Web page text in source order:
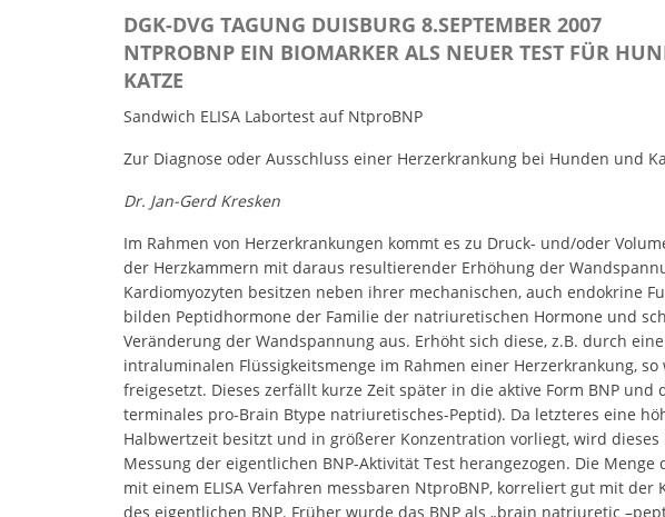
DGK-DVG TAGUNG DUISBURG 8.SEPTEMBER 2007
NTPROBNP EIN BIOMARKER ALS NEUER TEST FÜR
KATZE
Sandwich ELISA Labortest auf NtproBNP
Zur Diagnose oder Ausschluss einer Herzerkrankung bei Hunden und
Dr. Jan-Gerd Kresken
Im Rahmen von Herzerkrankungen kommt es zu Druck- und/oder
der Herzkammern mit daraus resultierender Erhöhung der
Kardiomyozyten besitzen neben ihrer mechanischen, auch endokrine
bilden Peptidhormone der Familie der natriuretischen Hormone und
Veränderung der Wandspannung aus. Erhöht sich diese, z.B. durch
intraluminalen Flüssigkeitsmenge im Rahmen einer Herzerkrankung, so
freigesetzt. Dieses zerfällt kurze Zeit später in die aktive Form BNP und
terminales pro-Brain Btype natriuretisches-Peptid). Da letzteres eine
Halbwertzeit besitzt und in größerer Konzentration vorliegt, wird
Messung der eigentlichen BNP-Aktivität Test herangezogen. Die Menge
mit einem ELISA Verfahren messbaren NtproBNP, korreliert gut mit der
des eigentlichen BNP. Früher wurde das BNP als „brain natriuretic